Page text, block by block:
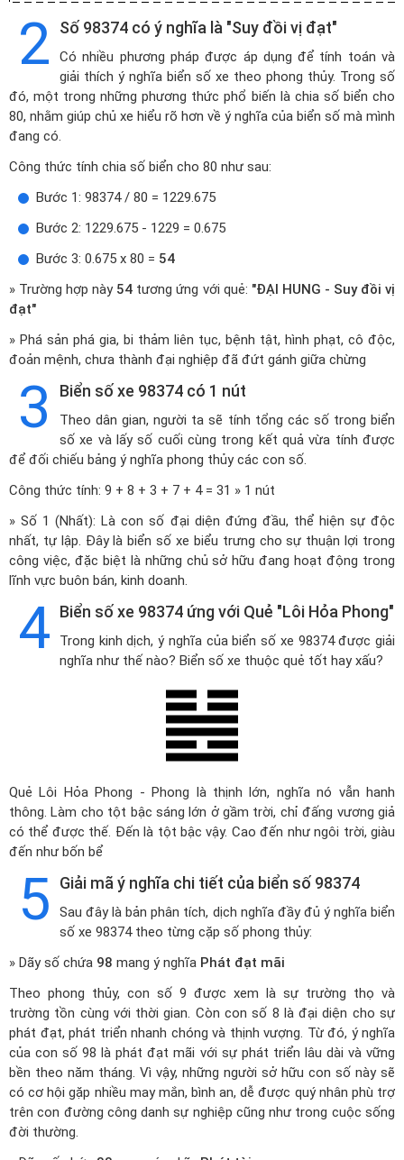
2 Số 98374 có ý nghĩa là "Suy đồi vị đạt"
Có nhiều phương pháp được áp dụng để tính toán và
giải thích ý nghĩa biển số xe theo phong thủy. Trong số
đó, một trong những phương thức phổ biến là chia số biển cho
80, nhằm giúp chủ xe hiểu rõ hơn về ý nghĩa của biển số mà mình
đang có.
Công thức tính chia số biển cho 80 như sau:
Bước 1: 98374 / 80 = 1229.675
Bước 2: 1229.675 - 1229 = 0.675
Bước 3: 0.675 x 80 = 54
» Trường hợp này 54 tương ứng với quẻ: "ĐẠI HUNG - Suy đồi vị
đạt"
» Phá sản phá gia, bi thảm liên tục, bệnh tật, hình phạt, cô độc,
đoản mệnh, chưa thành đại nghiệp đã đứt gánh giữa chừng
3 Biển số xe 98374 có 1 nút
Theo dân gian, người ta sẽ tính tổng các số trong biển
số xe và lấy số cuối cùng trong kết quả vừa tính được
để đối chiếu bảng ý nghĩa phong thủy các con số.
Công thức tính: 9 + 8 + 3 + 7 + 4 = 31 » 1 nút
» Số 1 (Nhất): Là con số đại diện đứng đầu, thể hiện sự độc
nhất, tự lập. Đây là biển số xe biểu trưng cho sự thuận lợi trong
công việc, đặc biệt là những chủ sở hữu đang hoạt động trong
lĩnh vực buôn bán, kinh doanh.
4 Biển số xe 98374 ứng với Quẻ "Lôi Hỏa Phong"
Trong kinh dịch, ý nghĩa của biển số xe 98374 được giải
nghĩa như thế nào? Biển số xe thuộc quẻ tốt hay xấu?
Quẻ Lôi Hỏa Phong - Phong là thịnh lớn, nghĩa nó vẫn hanh
thông. Làm cho tột bậc sáng lớn ở gầm trời, chỉ đấng vương giả
có thể được thế. Đến là tột bậc vậy. Cao đến như ngôi trời, giàu
đến như bốn bể
5 Giải mã ý nghĩa chi tiết của biển số 98374
Sau đây là bản phân tích, dịch nghĩa đầy đủ ý nghĩa biển
số xe 98374 theo từng cặp số phong thủy:
» Dãy số chứa 98 mang ý nghĩa Phát đạt mãi
Theo phong thủy, con số 9 được xem là sự trường thọ và
trường tồn cùng với thời gian. Còn con số 8 là đại diện cho sự
phát đạt, phát triển nhanh chóng và thịnh vượng. Từ đó, ý nghĩa
của con số 98 là phát đạt mãi với sự phát triển lâu dài và vững
bền theo năm tháng. Vì vậy, những người sở hữu con số này sẽ
có cơ hội gặp nhiều may mắn, bình an, dễ được quý nhân phù trợ
trên con đường công danh sự nghiệp cũng như trong cuộc sống
đời thường.